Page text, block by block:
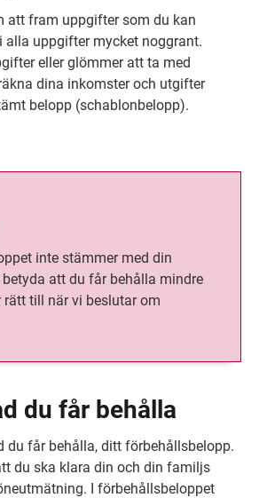
att fram uppgifter som du kan
alla uppgifter mycket noggrant.
eller glömmer att ta med
dina inkomster och utgifter
belopp (schablonbelopp).
inte stämmer med din
att du får behålla mindre
rätt till när vi beslutar om
du får behålla
du får behålla, ditt förbehållsbelopp.
du ska klara din och din familjs
I förbehållsbeloppet